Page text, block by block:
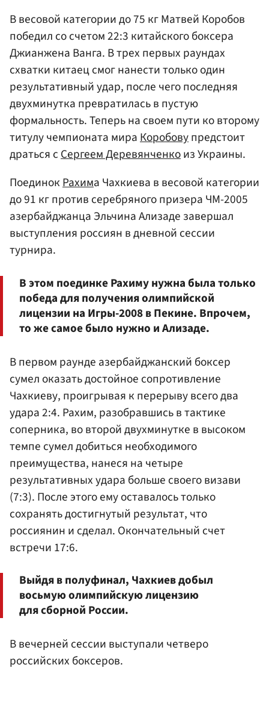
В весовой категории до 75 кг Матвей Коробов
победил со счетом 22:3 китайского боксера
Джианжена Ванга. В трех первых раундах
схватки китаец смог нанести только один
результативный удар, после чего последняя
двухминутка превратилась в пустую
формальность. Теперь на своем пути ко второму
титулу чемпионата мираКоробовупредстоит
драться сСергеем Деревянченкоиз Украины.
ПоединокРахима Чахкиева в весовой категории
до 91 кг против серебряного призера ЧМ-2005
азербайджанца Эльчина Ализаде завершал
выступления россиян в дневной сессии
турнира.
В этом поединке Рахиму нужна была только
победа для получения олимпийской
лицензии на Игры-2008 в Пекине. Впрочем,
то же самое было нужно и Ализаде.
В первом раунде азербайджанский боксер
сумел оказать достойное сопротивление
Чахкиеву, проигрывая к перерыву всего два
удара 2:4. Рахим, разобравшись в тактике
соперника, во второй двухминутке в высоком
темпе сумел добиться необходимого
преимущества, нанеся на четыре
результативных удара больше своего визави
(7:3). После этого ему оставалось только
сохранять достигнутый результат, что
россиянин и сделал. Окончательный счет
встречи 17:6.
Выйдя в полуфинал, Чахкиев добыл
восьмую олимпийскую лицензию
для сборной России.
В вечерней сессии выступали четверо
российских боксеров.